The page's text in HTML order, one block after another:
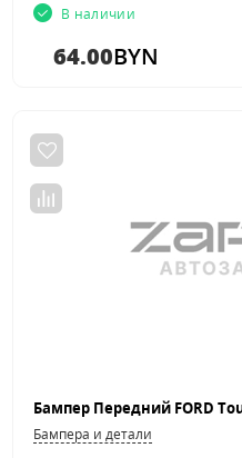
В наличии
64.00BYN
Бампер Передний FORD
Бампера и детали